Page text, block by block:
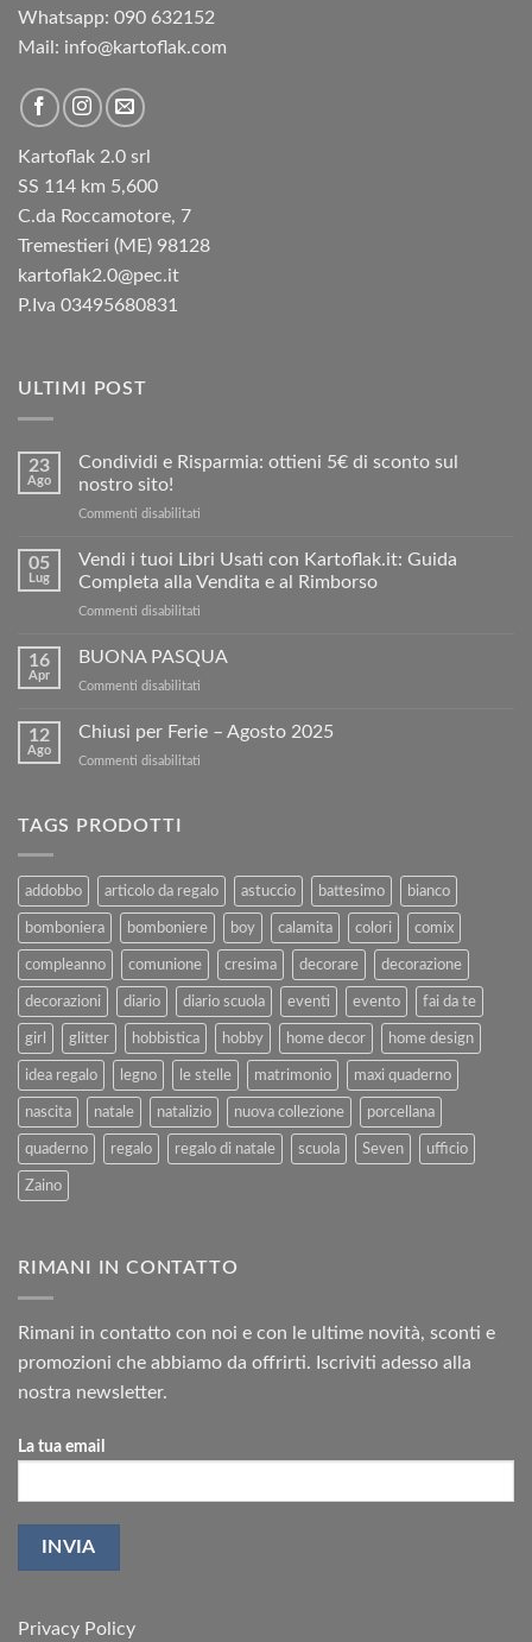
Whatsapp: 090 632152
Mail: info@kartoflak.com
Kartoflak 2.0 srl
SS 114 km 5,600
C.da Roccamotore, 7
Tremestieri (ME) 98128
kartoflak2.0@pec.it
P.Iva 03495680831
ULTIMI POST
23
Ago
Condividi e Risparmia: ottieni 5€ di sconto sul
nostro sito!
Commenti disabilitati
Risparmia:
sconto
05
Lug
Vendi i tuoi Libri Usati con Kartoflak.it: Guida
Completa alla Vendita e al Rimborso
Commenti disabilitati
i
tuoi
con
Rimborso
16
Apr
BUONA PASQUA
Commenti disabilitati
PASQUA
12
Ago
Chiusi per Ferie – Agosto 2025
Commenti disabilitati
2025
TAGS PRODOTTI
addobbo articolo da regalo astuccio battesimo bianco
bomboniera bomboniere boy calamita colori comix
compleanno comunione cresima decorare decorazione
decorazioni diario diario scuola eventi evento fai da te
girl glitter hobbistica hobby home decor home design
idea regalo legno le stelle matrimonio maxi quaderno
nascita natale natalizio nuova collezione porcellana
quaderno regalo regalo di natale scuola Seven ufficio
Zaino
RIMANI IN CONTATTO
Rimani in contatto con noi e con le ultime novità, sconti e
promozioni che abbiamo da offrirti. Iscriviti adesso alla
nostra newsletter.
La tua email
Privacy Policy